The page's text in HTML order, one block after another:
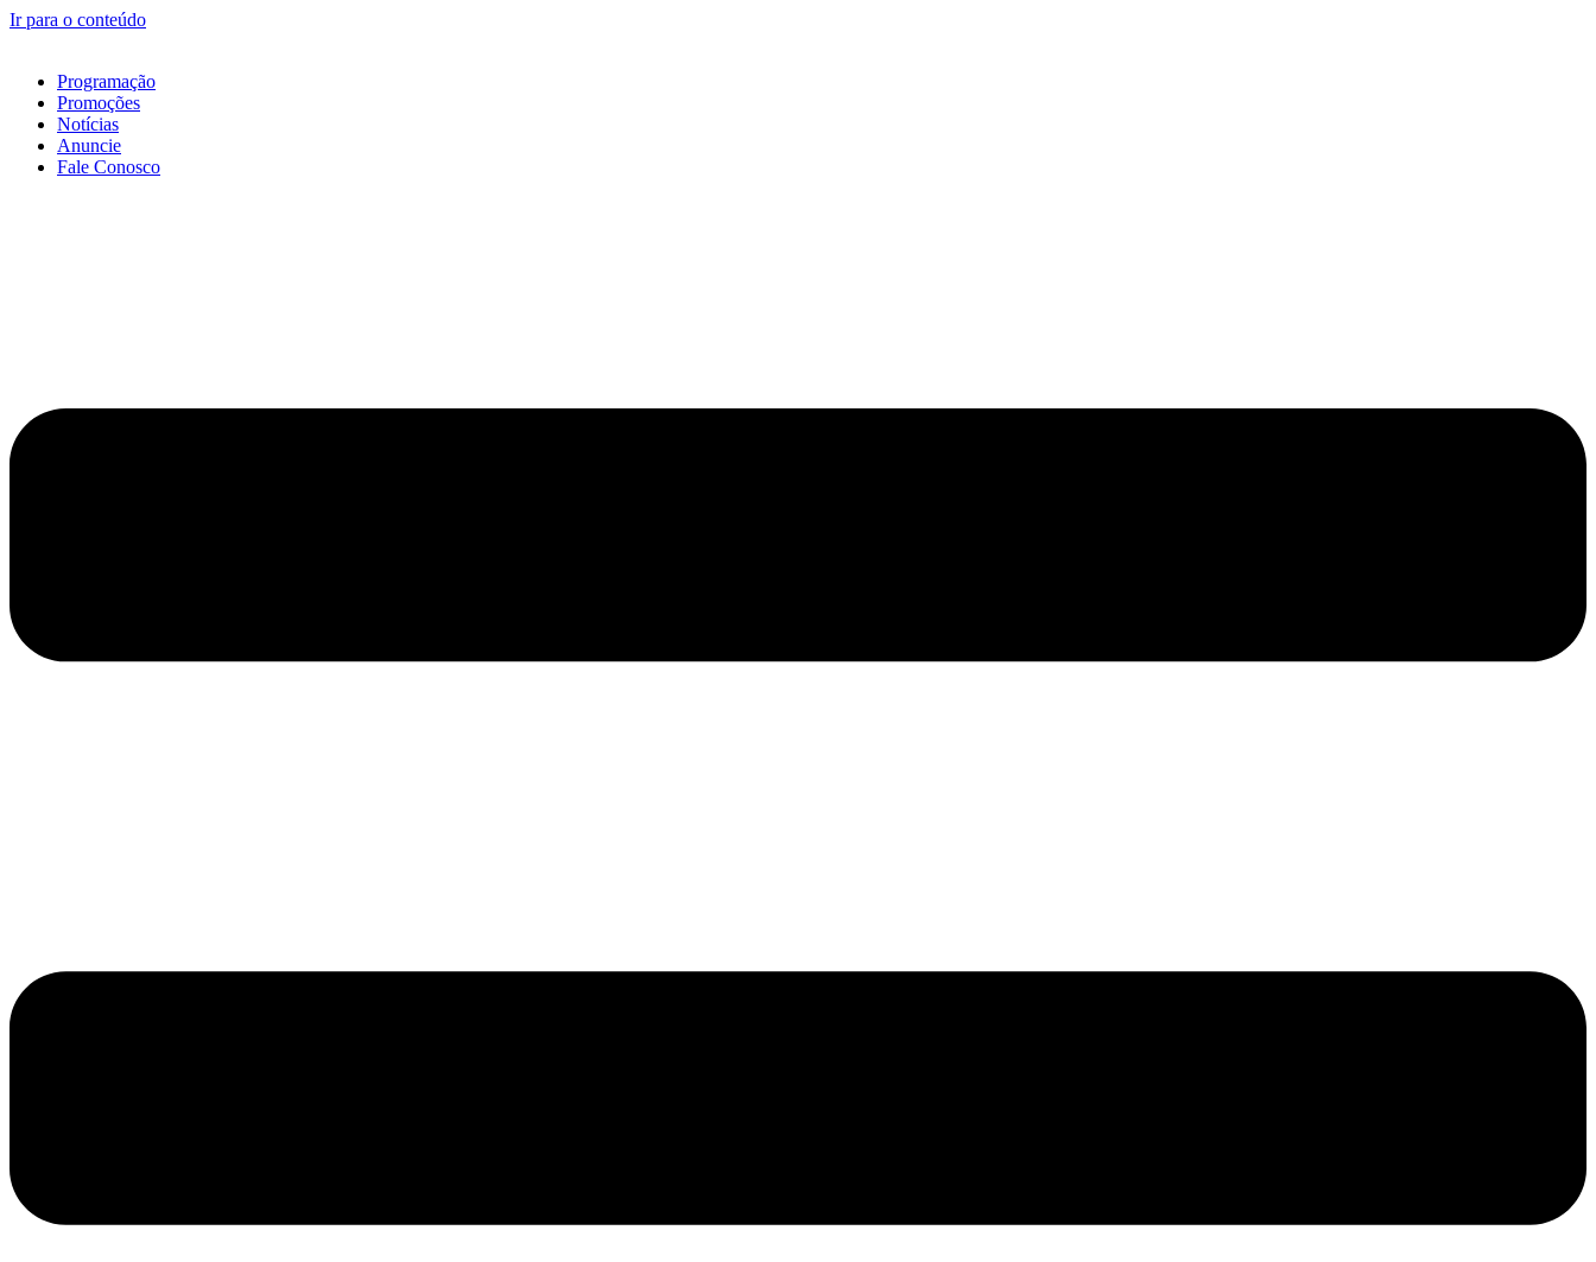
Ir para o conteúdo
Programação
Promoções
Notícias
Anuncie
Fale Conosco